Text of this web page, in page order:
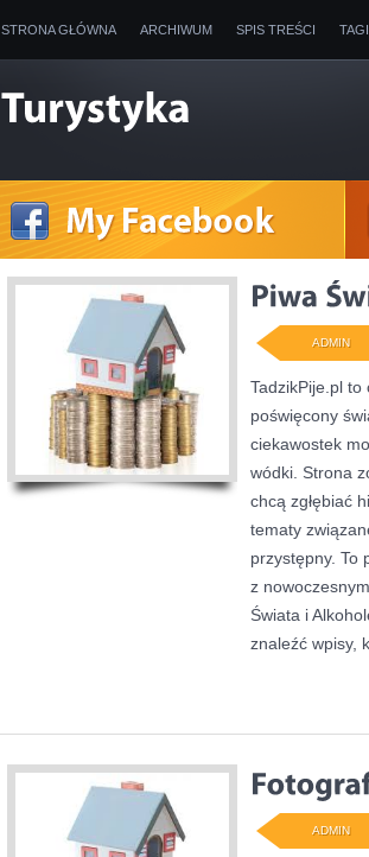
STRONA GŁÓWNA ARCHIWUM SPIS TREŚCI TAGI
ADMIN
TadzikPije.pl
poświęcony
ciekawostek
wódki. Strona
chcą zgłębiać
tematy
przystępny. To
z
Świata i
znaleźć wpisy,
ADMIN